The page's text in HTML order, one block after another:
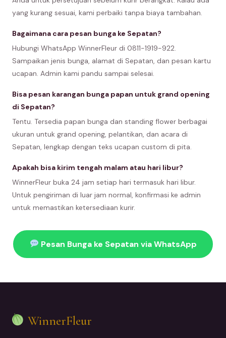
yang kurang sesuai, kami perbaiki tanpa biaya tambahan.
Bagaimana cara pesan bunga ke Sepatan?
Hubungi WhatsApp WinnerFleur di 0811-1919-922.
Sampaikan jenis bunga, alamat di Sepatan, dan pesan kartu
ucapan. Admin kami pandu sampai selesai.
Bisa pesan karangan bunga papan untuk grand opening
di Sepatan?
Tentu. Tersedia papan bunga dan standing flower berbagai
ukuran untuk grand opening, pelantikan, dan acara di
Sepatan, lengkap dengan teks ucapan custom di pita.
Apakah bisa kirim tengah malam atau hari libur?
WinnerFleur buka 24 jam setiap hari termasuk hari libur.
Untuk pengiriman di luar jam normal, konfirmasi ke admin
untuk memastikan ketersediaan kurir.
Pesan Bunga ke Sepatan via WhatsApp
WinnerFleur